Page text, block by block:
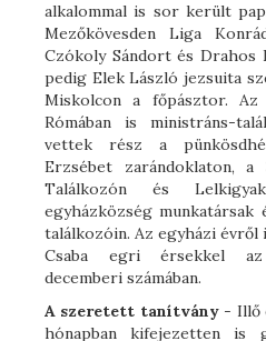
alkalommal is sor került
Mezőkövesden Liga
Czókoly Sándort és Drahos
pedig Elek László jezsuita
Miskolcon a főpásztor. Az
Rómában is ministráns-
vettek rész a
Erzsébet zarándoklaton,
Találkozón és
egyházközség
találkozóin. Az egyházi
Csaba egri érsekkel az
decemberi számában.
A szeretett tanítvány- Illő
hónapban kifejezetten is